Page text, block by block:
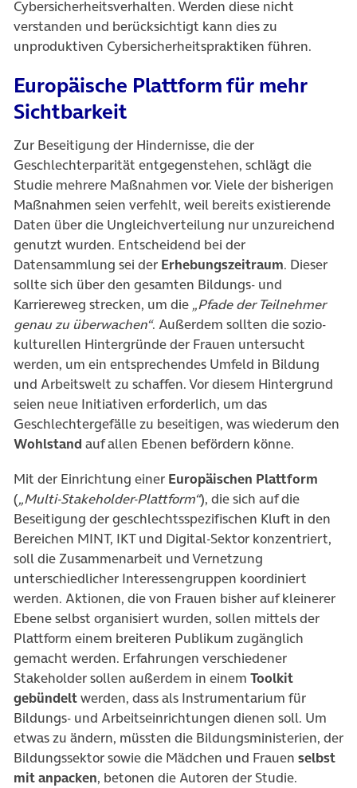
Cybersicherheitsverhalten. Werden diese nicht
verstanden und berücksichtigt kann dies zu
unproduktiven Cybersicherheitspraktiken führen.
Europäische Plattform für mehr
Sichtbarkeit
Zur Beseitigung der Hindernisse, die der
Geschlechterparität entgegenstehen, schlägt die
Studie mehrere Maßnahmen vor. Viele der bisherigen
Maßnahmen seien verfehlt, weil bereits existierende
Daten über die Ungleichverteilung nur unzureichend
genutzt wurden. Entscheidend bei der
Datensammlung sei der Erhebungszeitraum. Dieser
sollte sich über den gesamten Bildungs- und
Karriereweg strecken, um die „Pfade der Teilnehmer
genau zu überwachen“. Außerdem sollten die sozio-
kulturellen Hintergründe der Frauen untersucht
werden, um ein entsprechendes Umfeld in Bildung
und Arbeitswelt zu schaffen. Vor diesem Hintergrund
seien neue Initiativen erforderlich, um das
Geschlechtergefälle zu beseitigen, was wiederum den
Wohlstand auf allen Ebenen befördern könne.
Mit der Einrichtung einer Europäischen Plattform
(„Multi-Stakeholder-Plattform“), die sich auf die
Beseitigung der geschlechtsspezifischen Kluft in den
Bereichen MINT, IKT und Digital-Sektor konzentriert,
soll die Zusammenarbeit und Vernetzung
unterschiedlicher Interessengruppen koordiniert
werden. Aktionen, die von Frauen bisher auf kleinerer
Ebene selbst organisiert wurden, sollen mittels der
Plattform einem breiteren Publikum zugänglich
gemacht werden. Erfahrungen verschiedener
Stakeholder sollen außerdem in einem Toolkit
gebündeltwerden, dass als Instrumentarium für
Bildungs- und Arbeitseinrichtungen dienen soll. Um
etwas zu ändern, müssten die Bildungsministerien, der
Bildungssektor sowie die Mädchen und Frauen selbst
mit anpacken, betonen die Autoren der Studie.